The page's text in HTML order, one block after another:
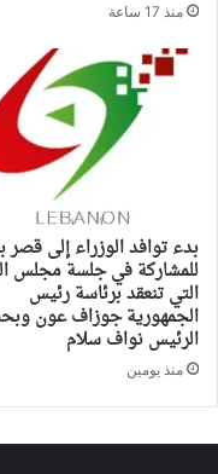
منذ 17 ساعة
بدء توافد الوزراء إلى قصر
للمشاركة في جلسة مجلس
التي تنعقد برئاسة رئيس
الجمهورية جوزاف عون
الرئيس نواف سلام
منذ يومين